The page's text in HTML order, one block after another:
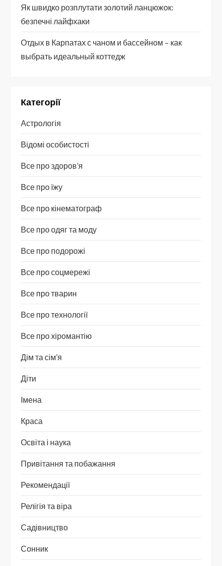
Як швидко розплутати золотий ланцюжок:
безпечні лайфхаки
Отдых в Карпатах с чаном и бассейном – как
выбрать идеальный коттедж
Категорії
Астрологія
Відомі особистості
Все про здоров’я
Все про їжу
Все про кінематограф
Все про одяг та моду
Все про подорожі
Все про соцмережі
Все про тварин
Все про технології
Все про хіромантію
Дім та сім’я
Діти
Імена
Краса
Освіта і наука
Привітання та побажання
Рекомендації
Релігія та віра
Садівництво
Сонник